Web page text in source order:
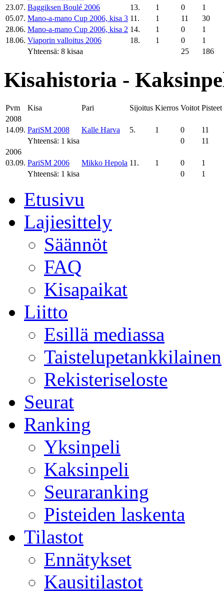
23.07. Baggiksen Boulé 2006 13. 1 0
1
05.07. Mano-a-mano Cup 2006, kisa 3 11. 1 11
30
28.06. Mano-a-mano Cup 2006, kisa 2 14. 1 0
1
18.06. Viaporin valloitus 2006 18. 1 0
1
Yhteensä: 8 kisaa
25 186
Kisahistoria -
Pvm Kisa Pari Sijoitus Kierros Voitot Pisteet
2008
14.09. PariSM 2008 Kalle Harva 5. 1 0
11
Yhteensä: 1 kisa
0
11
2006
03.09. PariSM 2006 Mikko Hepola 11. 1 0
1
Yhteensä: 1 kisa
0 1
Etusivu
Lajiesittely
Säännöt
FAQ
Kisapaikat
Liitto
Esillä mediassa
Taistelupetankkilainen
Rekisteriseloste
Seurat
Ranking
Yksinpeli
Kaksinpeli
Seuraranking
Pisteiden laskenta
Tilastot
Ennätykset
Kausitilastot